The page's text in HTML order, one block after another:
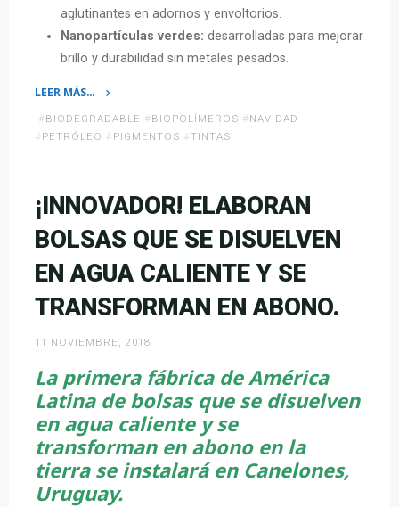
aglutinantes en adornos y envoltorios.
Nanopartículas verdes: desarrolladas para mejorar
brillo y durabilidad sin metales pesados.
LEER MÁS…
«Química
verde
navideñas:
tintas
ecológicas
y
biodegradables»
# BIODEGRADABLE # BIOPOLÍMEROS # NAVIDAD
# PETRÓLEO # PIGMENTOS #TINTAS
¡INNOVADOR! ELABORAN
BOLSAS QUE SE DISUELVEN
EN AGUA CALIENTE Y SE
TRANSFORMAN EN ABONO.
11 NOVIEMBRE, 2018
La primera fábrica de América
Latina de bolsas que se disuelven
en agua caliente y se
transforman en abono en la
tierra se instalará en Canelones,
Uruguay.